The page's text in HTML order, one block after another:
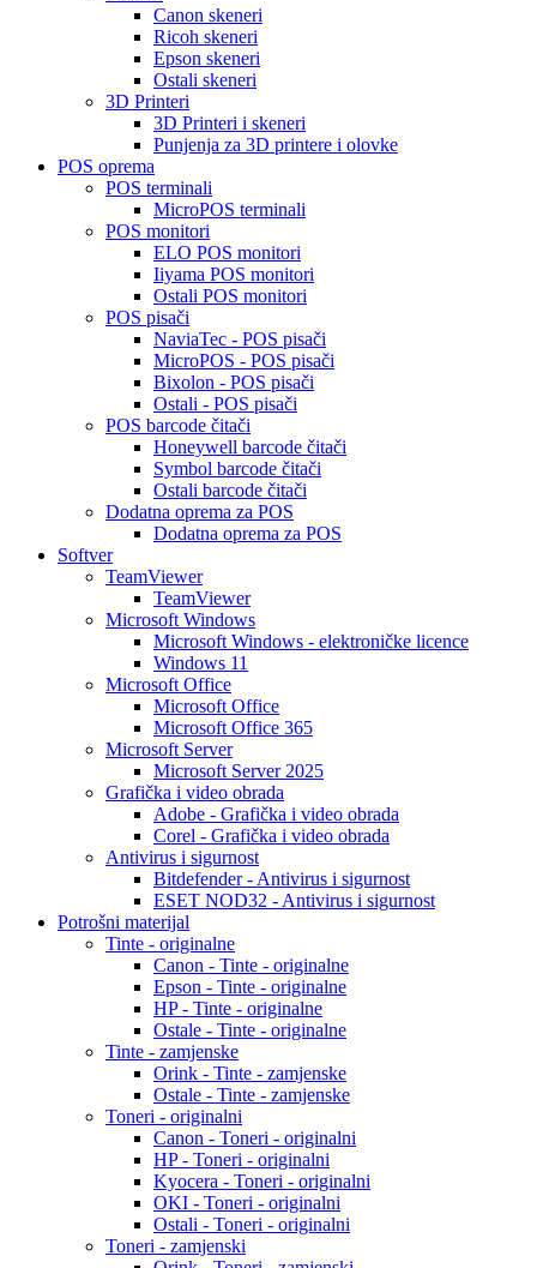
Canon skeneri
Ricoh skeneri
Epson skeneri
Ostali skeneri
3D Printeri
3D Printeri i skeneri
Punjenja za 3D printere i olovke
POS oprema
POS terminali
MicroPOS terminali
POS monitori
ELO POS monitori
Iiyama POS monitori
Ostali POS monitori
POS pisači
NaviaTec - POS pisači
MicroPOS - POS pisači
Bixolon - POS pisači
Ostali - POS pisači
POS barcode čitači
Honeywell barcode čitači
Symbol barcode čitači
Ostali barcode čitači
Dodatna oprema za POS
Dodatna oprema za POS
Softver
TeamViewer
TeamViewer
Microsoft Windows
Microsoft Windows - elektroničke licence
Windows 11
Microsoft Office
Microsoft Office
Microsoft Office 365
Microsoft Server
Microsoft Server 2025
Grafička i video obrada
Adobe - Grafička i video obrada
Corel - Grafička i video obrada
Antivirus i sigurnost
Bitdefender - Antivirus i sigurnost
ESET NOD32 - Antivirus i sigurnost
Potrošni materijal
Tinte - originalne
Canon - Tinte - originalne
Epson - Tinte - originalne
HP - Tinte - originalne
Ostale - Tinte - originalne
Tinte - zamjenske
Orink - Tinte - zamjenske
Ostale - Tinte - zamjenske
Toneri - originalni
Canon - Toneri - originalni
HP - Toneri - originalni
Kyocera - Toneri - originalni
OKI - Toneri - originalni
Ostali - Toneri - originalni
Toneri - zamjenski